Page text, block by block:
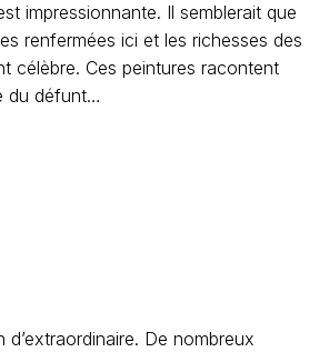
impressionnante. Il semblerait que
renfermées ici et les richesses des
célèbre. Ces peintures racontent
du défunt…
d’extraordinaire. De nombreux